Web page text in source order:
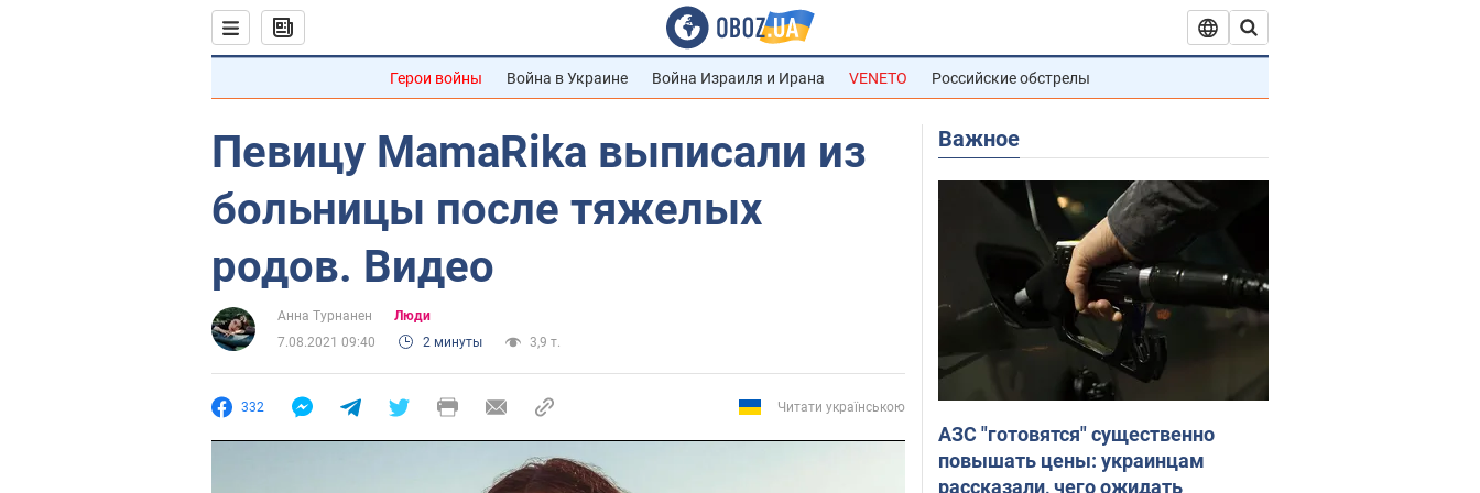
Герои войны Война в Украине Война Израиля и Ирана VENETO Российские обстрелы
Певицу MamaRika выписали из
больницы после тяжелых
родов. Видео
Анна Турнанен
Люди
7.08.2021 09:40
2 минуты 3,9 т.
332 Читати українською
Важное
АЗС "готовятся" существенно
повышать цены: украинцам
рассказали, чего ожидать